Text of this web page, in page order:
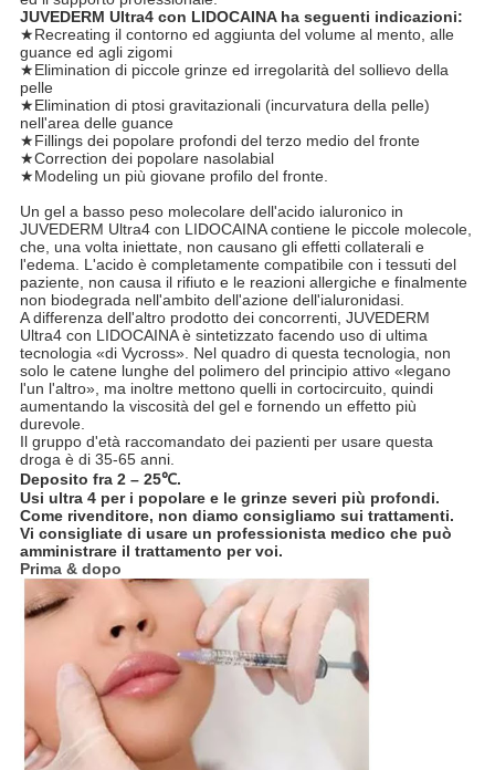
JUVEDERM Ultra4 con LIDOCAINA ha seguenti indicazioni:
★Recreating il contorno ed aggiunta del volume al mento, alle
guance ed agli zigomi
★Elimination di piccole grinze ed irregolarità del sollievo della
pelle
★Elimination di ptosi gravitazionali (incurvatura della pelle)
nell'area delle guance
★Fillings dei popolare profondi del terzo medio del fronte
★Correction dei popolare nasolabial
★Modeling un più giovane profilo del fronte.
Un gel a basso peso molecolare dell'acido ialuronico in
JUVEDERM Ultra4 con LIDOCAINA contiene le piccole molecole,
che, una volta iniettate, non causano gli effetti collaterali e
l'edema. L'acido è completamente compatibile con i tessuti del
paziente, non causa il rifiuto e le reazioni allergiche e finalmente
non biodegrada nell'ambito dell'azione dell'ialuronidasi.
A differenza dell'altro prodotto dei concorrenti, JUVEDERM
Ultra4 con LIDOCAINA è sintetizzato facendo uso di ultima
tecnologia «di Vycross». Nel quadro di questa tecnologia, non
solo le catene lunghe del polimero del principio attivo «legano
l'un l'altro», ma inoltre mettono quelli in cortocircuito, quindi
aumentando la viscosità del gel e fornendo un effetto più
durevole.
Il gruppo d'età raccomandato dei pazienti per usare questa
droga è di 35-65 anni.
Deposito fra 2 – 25℃.
Usi ultra 4 per i popolare e le grinze severi più profondi.
Come rivenditore, non diamo consigliamo sui trattamenti.
Vi consigliate di usare un professionista medico che può
amministrare il trattamento per voi.
Prima & dopo